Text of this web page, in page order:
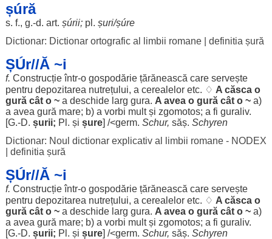
șúră
s. f., g.-d. art. șúrii;pl. șuri/șúre
Dictionar: Dictionar ortografic al limbii romane| definitia șură
ȘÚr//Ă ~i
f. Construcțieîntr-o gospodărie țărănească care servește
pentru depozitarea nutrețului, a cerealeloretc. ♢ A căscao
gurăcât o ~a deschide larg gura. A avea o gurăcât o ~a)
a avea gură mare; b) a vorbi multși zgomotos; a fi guraliv.
[G.-D. șurii; Pl. și șure] /<germ. Schur, săș. Schyren
Dictionar: Noul dictionar explicativ al limbii romane - NODEX
definitia șură
ȘÚr//Ă ~i
f. Construcțieîntr-o gospodărie țărănească care servește
pentru depozitarea nutrețului, a cerealeloretc. ♢ A căscao
gurăcât o ~a deschide larg gura. A avea o gurăcât o ~a)
a avea gură mare; b) a vorbi multși zgomotos; a fi guraliv.
[G.-D. șurii; Pl. și șure] /<germ. Schur, săș. Schyren